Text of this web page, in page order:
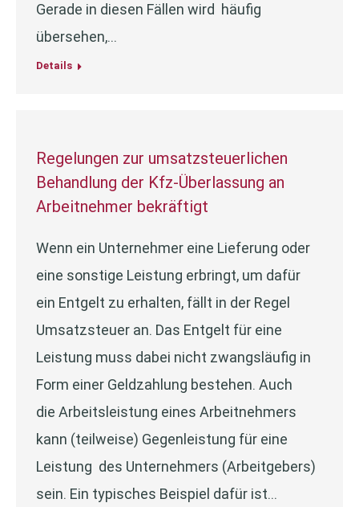
Gerade in diesen Fällen wird häufig
übersehen,…
Details
Regelungen zur umsatzsteuerlichen
Behandlung der Kfz-Überlassung an
Arbeitnehmer bekräftigt
Wenn ein Unternehmer eine Lieferung oder
eine sonstige Leistung erbringt, um dafür
ein Entgelt zu erhalten, fällt in der Regel
Umsatzsteuer an. Das Entgelt für eine
Leistung muss dabei nicht zwangsläufig in
Form einer Geldzahlung bestehen. Auch
die Arbeitsleistung eines Arbeitnehmers
kann (teilweise) Gegenleistung für eine
Leistung des Unternehmers (Arbeitgebers)
sein. Ein typisches Beispiel dafür ist…